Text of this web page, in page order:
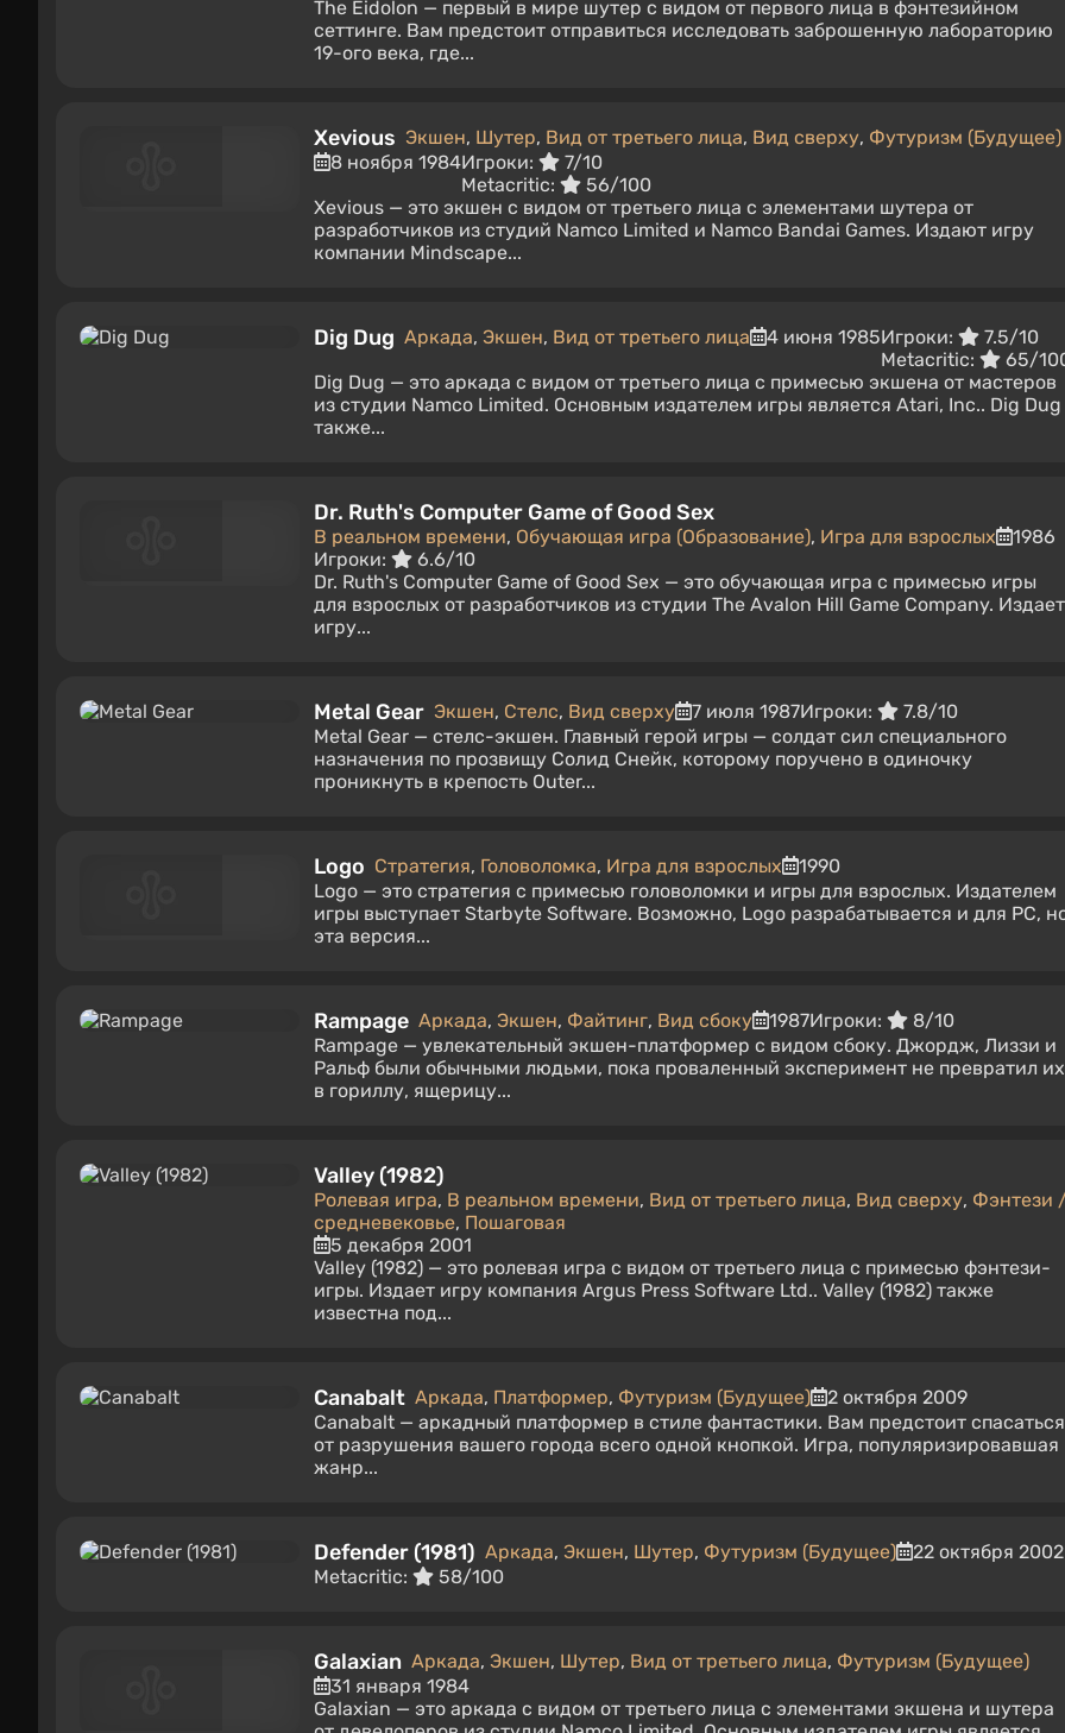
The Eidolon — первый в мире шутер с видом от первого лица в фэнтезийном
сеттинге. Вам предстоит отправиться исследовать заброшенную лабораторию
19-ого века, где...
Xevious Экшен, Шутер, Вид от третьего лица, Вид сверху, Футуризм (Будущее)
8 ноября 1984Игроки:
7/10
Metacritic:
56/100
Xevious — это экшен с видом от третьего лица с элементами шутера от
разработчиков из студий Namco Limited и Namco Bandai Games. Издают игру
компании Mindscape...
Dig Dug Аркада, Экшен, Вид от третьего лица 4 июня 1985Игроки:
7.5/10
Metacritic:
65/
Dig Dug — это аркада с видом от третьего лица с примесью экшена от мастеров
из студии Namco Limited. Основным издателем игры является Atari, Inc.. Dig Dug
также...
Dr. Ruth's Computer Game of Good Sex
В реальном времени, Обучающая игра (Образование), Игра для взрослых
1986
Игроки:
6.6/10
Dr. Ruth's Computer Game of Good Sex — это обучающая игра с примесью игры
для взрослых от разработчиков из студии The Avalon Hill Game Company. Издает
игру...
Metal Gear Экшен, Стелс, Вид сверху 7 июля 1987Игроки:
7.8/10
Metal Gear — стелс-экшен. Главный герой игры — солдат сил специального
назначения по прозвищу Солид Снейк, которому поручено в одиночку
проникнуть в крепость Outer...
Logo Стратегия, Головоломка, Игра для взрослых
1990
Logo — это стратегия с примесью головоломки и игры для взрослых. Издателем
игры выступает Starbyte Software. Возможно, Logo разрабатывается и для PC,
эта версия...
Rampage Аркада, Экшен, Файтинг, Вид сбоку 1987Игроки:
8/10
Rampage — увлекательный экшен-платформер с видом сбоку. Джордж, Лиззи и
Ральф были обычными людьми, пока проваленный эксперимент не превратил их
в гориллу, ящерицу...
Valley (1982)
Ролевая игра, В реальном времени, Вид от третьего лица, Вид сверху, Фэнтези
средневековье, Пошаговая
5 декабря 2001
Valley (1982) — это ролевая игра с видом от третьего лица с примесью фэнтези-
игры. Издает игру компания Argus Press Software Ltd.. Valley (1982) также
известна под...
Canabalt Аркада, Платформер, Футуризм (Будущее)
2 октября 2009
Canabalt — аркадный платформер в стиле фантастики. Вам предстоит спасаться
от разрушения вашего города всего одной кнопкой. Игра, популяризировавшая
жанр...
Defender (1981) Аркада, Экшен, Шутер, Футуризм (Будущее)
22 октября 2002
Metacritic:
58/100
Galaxian Аркада, Экшен, Шутер, Вид от третьего лица, Футуризм (Будущее)
31 января 1984
Galaxian — это аркада с видом от третьего лица с элементами экшена и шутера